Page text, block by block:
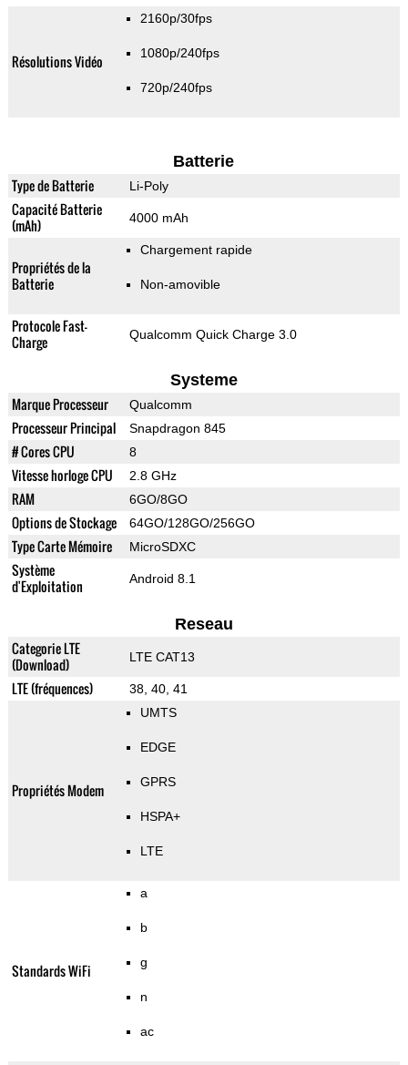
Résolutions Vidéo
2160p/30fps
1080p/240fps
720p/240fps
Batterie
Type de Batterie Li-Poly
Capacité Batterie
(mAh)
4000 mAh
Propriétés de la
Batterie
Chargement rapide
Non-amovible
Protocole Fast-
Charge
Qualcomm Quick Charge 3.0
Systeme
Marque Processeur Qualcomm
Processeur Principal Snapdragon 845
# Cores CPU 8
Vitesse horloge CPU 2.8 GHz
RAM 6GO/8GO
Options de Stockage 64GO/128GO/256GO
Type Carte Mémoire MicroSDXC
Système
d'Exploitation
Android 8.1
Reseau
Categorie LTE
(Download)
LTE CAT13
LTE (fréquences) 38, 40, 41
Propriétés Modem
UMTS
EDGE
GPRS
HSPA+
LTE
Standards WiFi
a
b
g
n
ac